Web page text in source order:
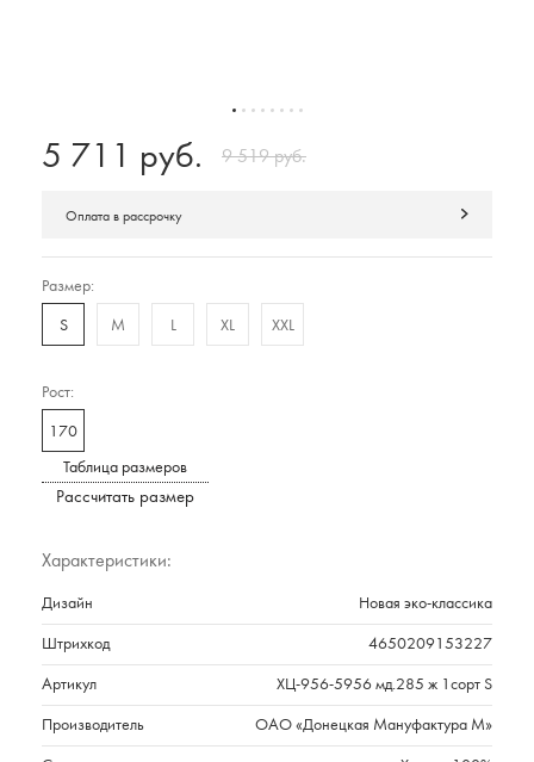
5 711 руб. 9 519 руб.
Оплата в рассрочку
Размер:
S M L XL XXL
Рост:
170
Таблица размеров
Рассчитать размер
Характеристики:
Дизайн Новая эко-классика
Штрихкод 4650209153227
Артикул ХЦ-956-5956 мд.285 ж 1сорт S
Производитель ОАО «Донецкая Мануфактура М»